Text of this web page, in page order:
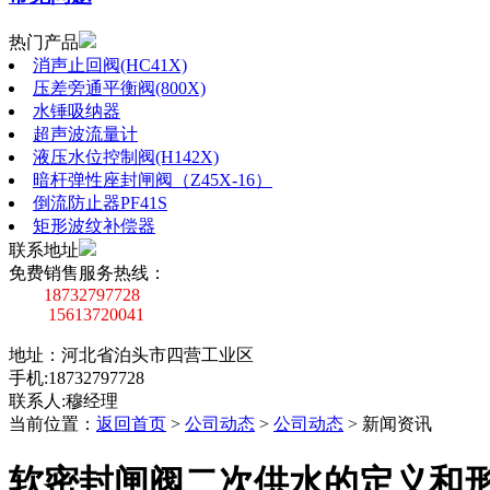
热门产品
消声止回阀(HC41X)
压差旁通平衡阀(800X)
水锤吸纳器
超声波流量计
液压水位控制阀(H142X)
暗杆弹性座封闸阀（Z45X-16）
倒流防止器PF41S
矩形波纹补偿器
联系地址
免费销售服务热线：
18732797728
15613720041
地址：河北省泊头市四营工业区
手机:18732797728
联系人:穆经理
当前位置： 返回首页 > 公司动态 > 公司动态 > 新闻资讯